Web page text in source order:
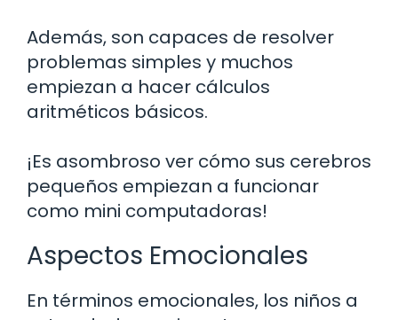
Además, son capaces de resolver
problemas simples y muchos
empiezan a hacer cálculos
aritméticos básicos.
¡Es asombroso ver cómo sus cerebros
pequeños empiezan a funcionar
como mini computadoras!
Aspectos Emocionales
En términos emocionales, los niños a